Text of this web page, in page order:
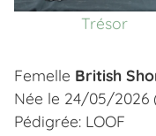
Trésor
Femelle British
Née le 24/05/2026
Pédigrée: LOOF